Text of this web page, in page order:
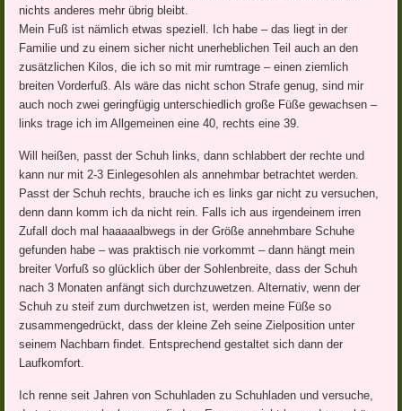
nichts anderes mehr übrig bleibt.
Mein Fuß ist nämlich etwas speziell. Ich habe – das liegt in der
Familie und zu einem sicher nicht unerheblichen Teil auch an den
zusätzlichen Kilos, die ich so mit mir rumtrage – einen ziemlich
breiten Vorderfuß. Als wäre das nicht schon Strafe genug, sind mir
auch noch zwei geringfügig unterschiedlich große Füße gewachsen –
links trage ich im Allgemeinen eine 40, rechts eine 39.
Will heißen, passt der Schuh links, dann schlabbert der rechte und
kann nur mit 2-3 Einlegesohlen als annehmbar betrachtet werden.
Passt der Schuh rechts, brauche ich es links gar nicht zu versuchen,
denn dann komm ich da nicht rein. Falls ich aus irgendeinem irren
Zufall doch mal haaaaalbwegs in der Größe annehmbare Schuhe
gefunden habe – was praktisch nie vorkommt – dann hängt mein
breiter Vorfuß so glücklich über der Sohlenbreite, dass der Schuh
nach 3 Monaten anfängt sich durchzuwetzen. Alternativ, wenn der
Schuh zu steif zum durchwetzen ist, werden meine Füße so
zusammengedrückt, dass der kleine Zeh seine Zielposition unter
seinem Nachbarn findet. Entsprechend gestaltet sich dann der
Laufkomfort.
Ich renne seit Jahren von Schuhladen zu Schuhladen und versuche,